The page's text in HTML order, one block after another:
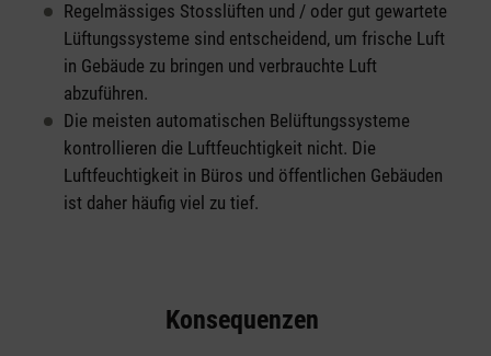
Regelmässiges Stosslüften und / oder gut gewartete
Lüftungssysteme sind entscheidend, um frische Luft
in Gebäude zu bringen und verbrauchte Luft
abzuführen.
Die meisten automatischen Belüftungssysteme
kontrollieren die Luftfeuchtigkeit nicht. Die
Luftfeuchtigkeit in Büros und öffentlichen Gebäuden
ist daher häufig viel zu tief.
Konsequenzen